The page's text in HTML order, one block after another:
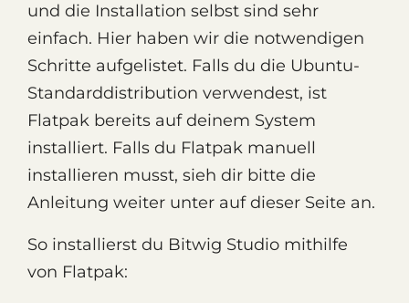
und die Installation selbst sind sehr
einfach. Hier haben wir die notwendigen
Schritte aufgelistet. Falls du die Ubuntu-
Standarddistribution verwendest, ist
Flatpak bereits auf deinem System
installiert. Falls du Flatpak manuell
installieren musst, sieh dir bitte die
Anleitung weiter unter auf dieser Seite an.
So installierst du Bitwig Studio mithilfe
von Flatpak: